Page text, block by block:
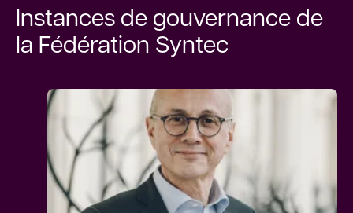
Instances de gouvernance de
la Fédération Syntec